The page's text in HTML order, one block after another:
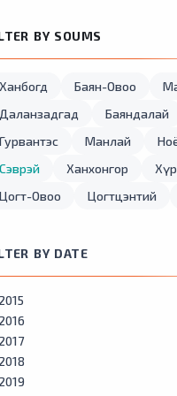
BY SOUMS
Ханбогд Баян-Овоо
Даланзадгад
Баяндалай
Гурвантэс
Манлай
Сэврэй
Ханхонгор
Цогт-Овоо
Цогтцэнтий
BY DATE